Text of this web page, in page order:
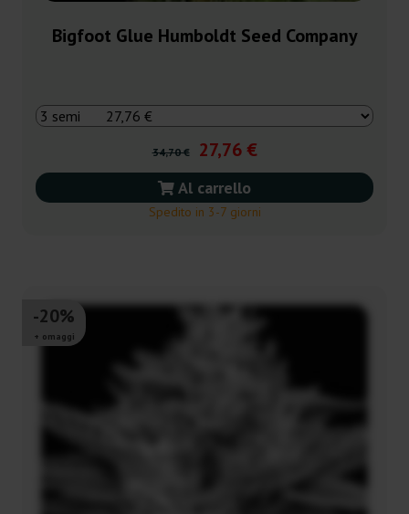
Bigfoot Glue Humboldt Seed Company
34,70 € 27,76 €
Al carrello
Spedito in 3-7 giorni
-20%
+ omaggi